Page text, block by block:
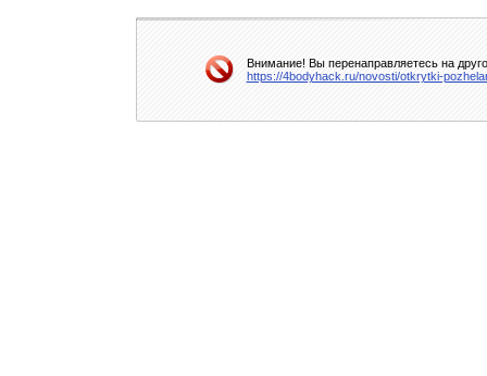
Внимание! Вы перенаправляетесь на
https://4bodyhack.ru/novosti/otkrytki-